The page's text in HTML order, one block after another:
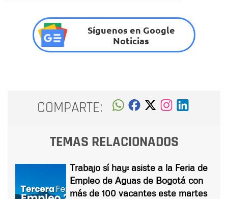
Síguenos en Google
Noticias
COMPARTE:
TEMAS RELACIONADOS
Trabajo sí hay: asiste a la Feria de
Empleo de Aguas de Bogotá con
más de 100 vacantes este martes